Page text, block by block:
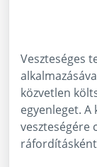
Veszteséges
közvetlen
egyenleget. A
veszteségére